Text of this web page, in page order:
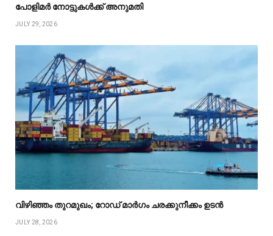
പോളിമർ നോട്ടുകൾക്ക് അനുമതി
JULY 29, 2026
വിഴിഞ്ഞം തുറമുഖം; റോഡ് മാർഗം ചരക്കുനീക്കം ഉടൻ
JULY 28, 2026